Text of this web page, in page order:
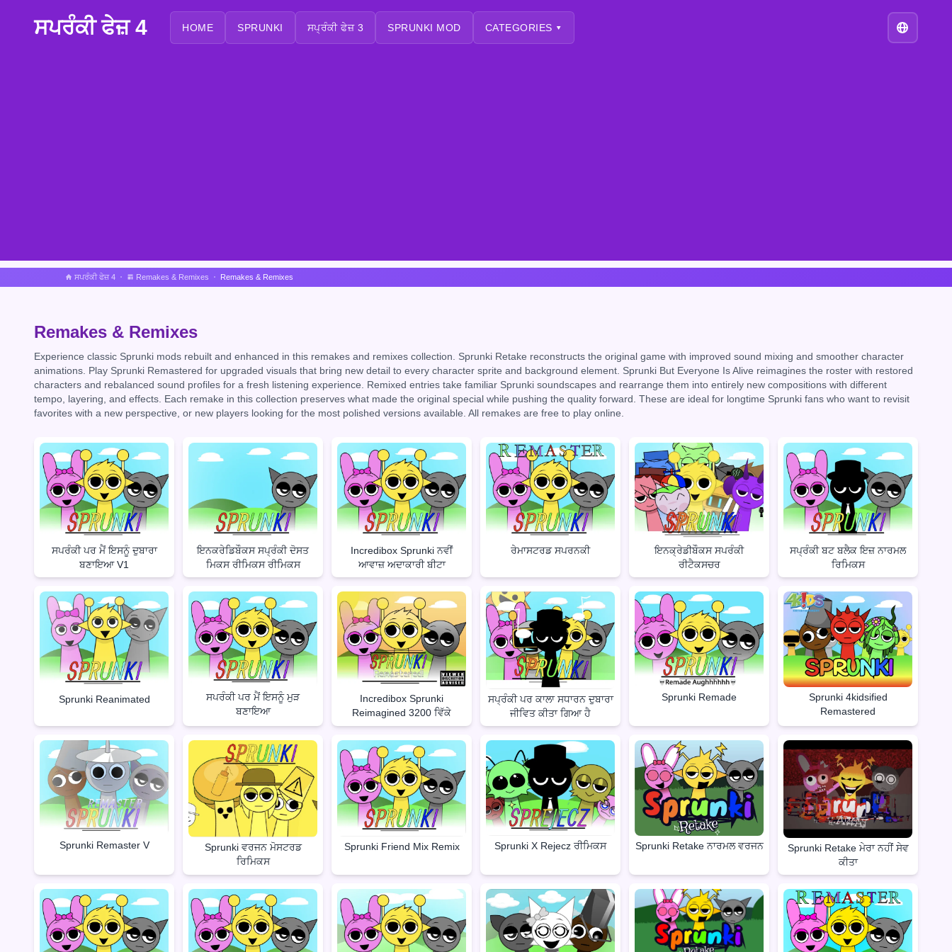
ਸਪਰੰਕੀ ਫੇਜ਼ 4 HOME SPRUNKI ਸਪ੍ਰੰਕੀ ਫੇਜ਼ 3 SPRUNKI MOD CATEGORIES ▾
ਸਪਰੰਕੀ ਫੇਜ਼ 4 Remakes & Remixes Remakes & Remixes
Remakes & Remixes
Experience classic Sprunki mods rebuilt and enhanced in this remakes and remixes collection. Sprunki Retake reconstructs the original game with improved sound mixing and smoother character
animations. Play Sprunki Remastered for upgraded visuals that bring new detail to every character sprite and background element. Sprunki But Everyone Is Alive reimagines the roster with restored
characters and rebalanced sound profiles for a fresh listening experience. Remixed entries take familiar Sprunki soundscapes and rearrange them into entirely new compositions with different
tempo, layering, and effects. Each remake in this collection preserves what made the original special while pushing the quality forward. These are ideal for longtime Sprunki fans who want to revisit
favorites with a new perspective, or new players looking for the most polished versions available. All remakes are free to play online.
ਸਪਰੰਕੀ ਪਰ ਮੈਂ ਇਸਨੂੰ ਦੁਬਾਰਾ
ਬਣਾਇਆ V1
ਇਨਕਰੇਡਿਬੌਕਸ ਸਪ੍ਰੰਕੀ ਦੋਸਤ
ਮਿਕਸ ਰੀਮਿਕਸ ਰੀਮਿਕਸ
Incredibox Sprunki ਨਵੀਂ
ਆਵਾਜ਼ ਅਦਾਕਾਰੀ ਬੀਟਾ
ਰੇਮਾਸਟਰਡ ਸਪਰਨਕੀ
ਇਨਕ੍ਰੇਡੀਬੌਕਸ ਸਪਰੰਕੀ
ਰੀਟੈਕਸਚਰ
ਸਪ੍ਰੰਕੀ ਬਟ ਬਲੈਕ ਇਜ਼ ਨਾਰਮਲ
ਰਿਮਿਕਸ
Sprunki Reanimated
ਸਪਰੰਕੀ ਪਰ ਮੈਂ ਇਸਨੂੰ ਮੁੜ
ਬਣਾਇਆ
Incredibox Sprunki
Reimagined 3200 ਵਿੱਕੇ
ਸਪ੍ਰੰਕੀ ਪਰ ਕਾਲਾ ਸਧਾਰਨ ਦੁਬਾਰਾ
ਜੀਵਿਤ ਕੀਤਾ ਗਿਆ ਹੈ
Sprunki Remade
Sprunki 4kidsified
Remastered
Sprunki Remaster V
Sprunki ਵਰਜਨ ਮੋਸਟਰਡ
ਰਿਮਿਕਸ
Sprunki Friend Mix Remix Sprunki X Rejecz ਰੀਮਿਕਸ Sprunki Retake ਨਾਰਮਲ ਵਰਜਨ
Sprunki Retake ਮੇਰਾ ਨਹੀਂ ਸੇਵ
ਕੀਤਾ